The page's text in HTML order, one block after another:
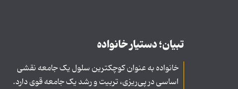
تبیان؛ دستیار خانواده
خانواده به عنوان کوچکترین سلول یک جامعه نقشی
اساسی در پی‌ریزی، تربیت و رشد یک جامعه قوی دارد.